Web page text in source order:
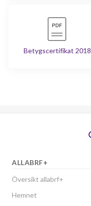
Betygscertifikat 2018
ALLABRF+
Översikt allabrf+
Hemnet